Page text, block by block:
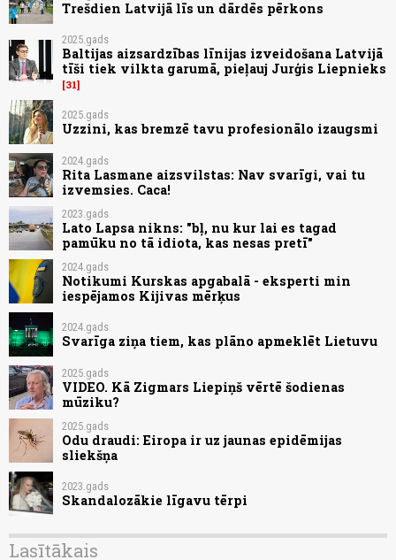
Trešdien Latvijā līs un dārdēs pērkons
2025.gads
Baltijas aizsardzības līnijas izveidošana Latvijā
tīši tiek vilkta garumā, pieļauj Jurģis Liepnieks
31
2025.gads
Uzzini, kas bremzē tavu profesionālo izaugsmi
2024.gads
Rita Lasmane aizsvilstas: Nav svarīgi, vai tu
izvemsies. Caca!
2023.gads
Lato Lapsa nikns: "bļ, nu kur lai es tagad
pamūku no tā idiota, kas nesas pretī"
2024.gads
Notikumi Kurskas apgabalā - eksperti min
iespējamos Kijivas mērķus
2024.gads
Svarīga ziņa tiem, kas plāno apmeklēt Lietuvu
2025.gads
VIDEO. Kā Zigmars Liepiņš vērtē šodienas
mūziku?
2025.gads
Odu draudi: Eiropa ir uz jaunas epidēmijas
sliekšņa
2023.gads
Skandalozākie līgavu tērpi
Lasītākais